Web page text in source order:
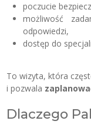
poczucie
możliwość
odpowiedzi,
dostęp do
To wizyta, która
i pozwala
Dlaczego